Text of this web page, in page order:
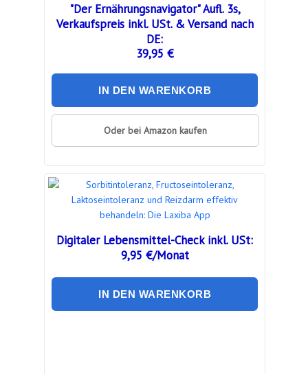
"Der Ernährungsnavigator" Aufl. 3s,
Verkaufspreis inkl. USt. & Versand nach
DE:
39,95 €
IN DEN WARENKORB
Oder bei Amazon kaufen
Digitaler Lebensmittel-Check inkl. USt:
9,95 €/Monat
IN DEN WARENKORB